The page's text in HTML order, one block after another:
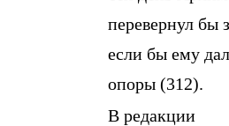
перевернул бы
если бы ему
опоры (312).
В редакции